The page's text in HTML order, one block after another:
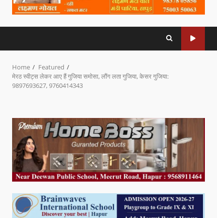
Home
Featured
मेरठ स्वीट्स लेकर आए हैं गुजिया समोसा, लौंग लता गुजिया, केसर गुजिया:
9897693627, 9760414343